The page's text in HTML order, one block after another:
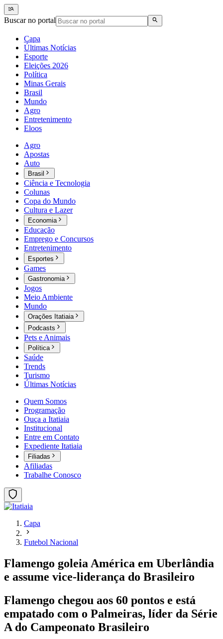
Buscar no portal
Capa
Últimas Notícias
Esporte
Eleições 2026
Política
Minas Gerais
Brasil
Mundo
Agro
Entretenimento
Eloos
Agro
Apostas
Auto
Brasil
Ciência e Tecnologia
Colunas
Copa do Mundo
Cultura e Lazer
Economia
Educação
Emprego e Concursos
Entretenimento
Esportes
Games
Gastronomia
Jogos
Meio Ambiente
Mundo
Orações Itatiaia
Podcasts
Pets e Animais
Política
Saúde
Trends
Turismo
Últimas Notícias
Quem Somos
Programação
Ouça a Itatiaia
Institucional
Entre em Contato
Expediente Itatiaia
Filiadas
Afiliadas
Trabalhe Conosco
Capa
Futebol Nacional
Flamengo goleia América em Uberlândia
e assume vice-liderança do Brasileiro
Flamengo chegou aos 60 pontos e está
empatado com o Palmeiras, líder da Série
A do Campeonato Brasileiro